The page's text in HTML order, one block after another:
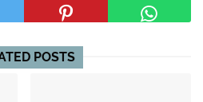
POSTS